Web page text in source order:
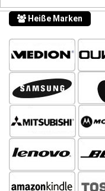
Heiße Marken